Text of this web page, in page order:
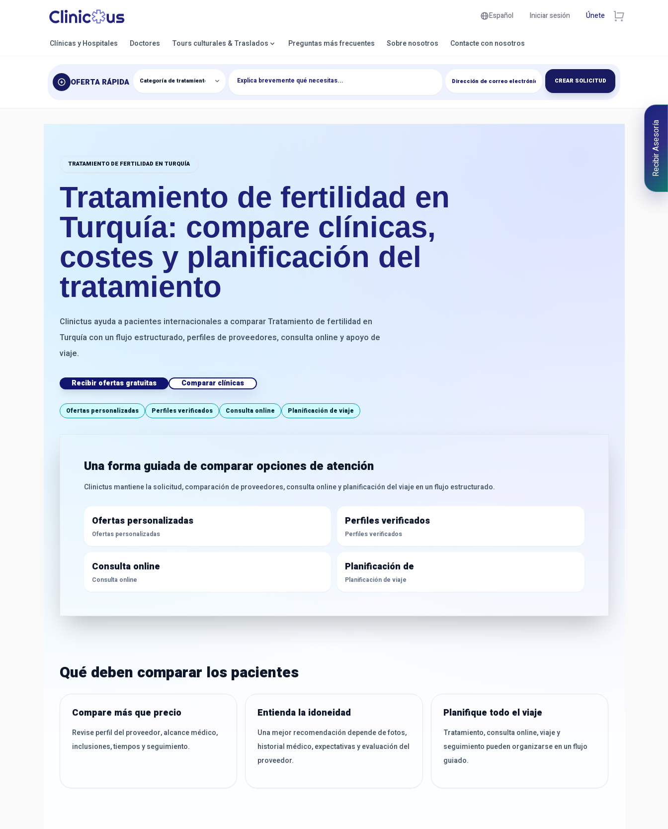
Español Iniciar sesión Únete
Clínicas y Hospitales Doctores Tours culturales & Traslados Preguntas más frecuentes Sobre nosotros Contacte con nosotros
OFERTA RÁPIDA CREAR SOLICITUD
Recibir Asesoría
TRATAMIENTO DE FERTILIDAD EN TURQUÍA
Tratamiento de fertilidad en
Turquía: compare clínicas,
costes y planificación del
tratamiento
Clinictus ayuda a pacientes internacionales a comparar Tratamiento de fertilidad en
Turquía con un flujo estructurado, perfiles de proveedores, consulta online y apoyo de
viaje.
Recibir ofertas gratuitas Comparar clínicas
Ofertas personalizadas Perfiles verificados Consulta online Planificación de viaje
Una forma guiada de comparar opciones de atención
Clinictus mantiene la solicitud, comparación de proveedores, consulta online y planificación del viaje en un flujo estructurado.
Ofertas personalizadas
Ofertas personalizadas
Perfiles verificados
Perfiles verificados
Consulta online
Consulta online
Planificación de
Planificación de viaje
Qué deben comparar los pacientes
Compare más que precio
Revise perfil del proveedor, alcance médico,
inclusiones, tiempos y seguimiento.
Entienda la idoneidad
Una mejor recomendación depende de fotos,
historial médico, expectativas y evaluación del
proveedor.
Planifique todo el viaje
Tratamiento, consulta online, viaje y
seguimiento pueden organizarse en un flujo
guiado.